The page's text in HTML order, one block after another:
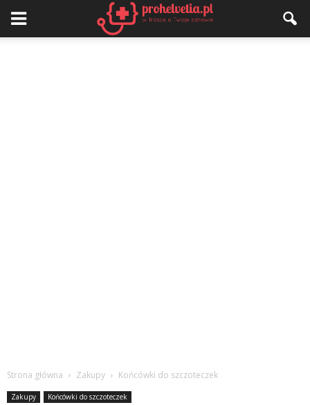
Strona główna Zakupy Końcówki do szczoteczek
Zakupy Końcówki do szczoteczek